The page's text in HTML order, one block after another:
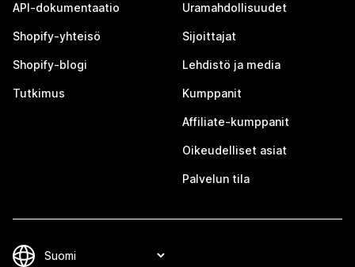
API-dokumentaatio
Shopify-yhteisö
Shopify-blogi
Tutkimus
Uramahdollisuudet
Sijoittajat
Lehdistö ja media
Kumppanit
Affiliate-kumppanit
Oikeudelliset asiat
Palvelun tila